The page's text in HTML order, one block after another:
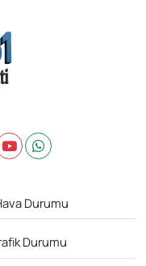
Durumu
Durumu